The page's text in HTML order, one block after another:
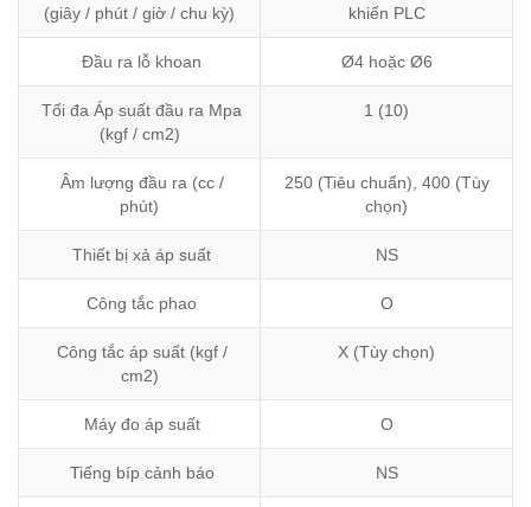
(giây / phút / giờ / chu kỳ) khiển PLC
Đầu ra lỗ khoan Ø4 hoặc Ø6
Tối đa Áp suất đầu ra Mpa
(kgf / cm2)
1 (10)
Âm lượng đầu ra (cc /
phút)
250 (Tiêu chuẩn), 400 (Tùy
chọn)
Thiết bị xả áp suất NS
Công tắc phao O
Công tắc áp suất (kgf /
cm2)
X (Tùy chọn)
Máy đo áp suất O
Tiếng bíp cảnh báo NS